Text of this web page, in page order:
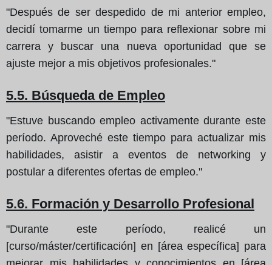
"Después de ser despedido de mi anterior empleo,
decidí tomarme un tiempo para reflexionar sobre mi
carrera y buscar una nueva oportunidad que se
ajuste mejor a mis objetivos profesionales."
5.5. Búsqueda de Empleo
"Estuve buscando empleo activamente durante este
período. Aproveché este tiempo para actualizar mis
habilidades, asistir a eventos de networking y
postular a diferentes ofertas de empleo."
5.6. Formación y Desarrollo Profesional
"Durante este período, realicé un
[curso/máster/certificación] en [área específica] para